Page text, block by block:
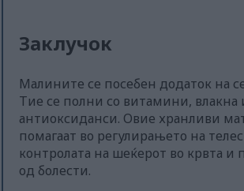
Заклучок
Малините се посебен додаток на
Тие се полни со витамини, влакна
антиоксиданси. Овие хранливи
помагаат во регулирањето на
контролата на шеќерот во крвта и
од болести.